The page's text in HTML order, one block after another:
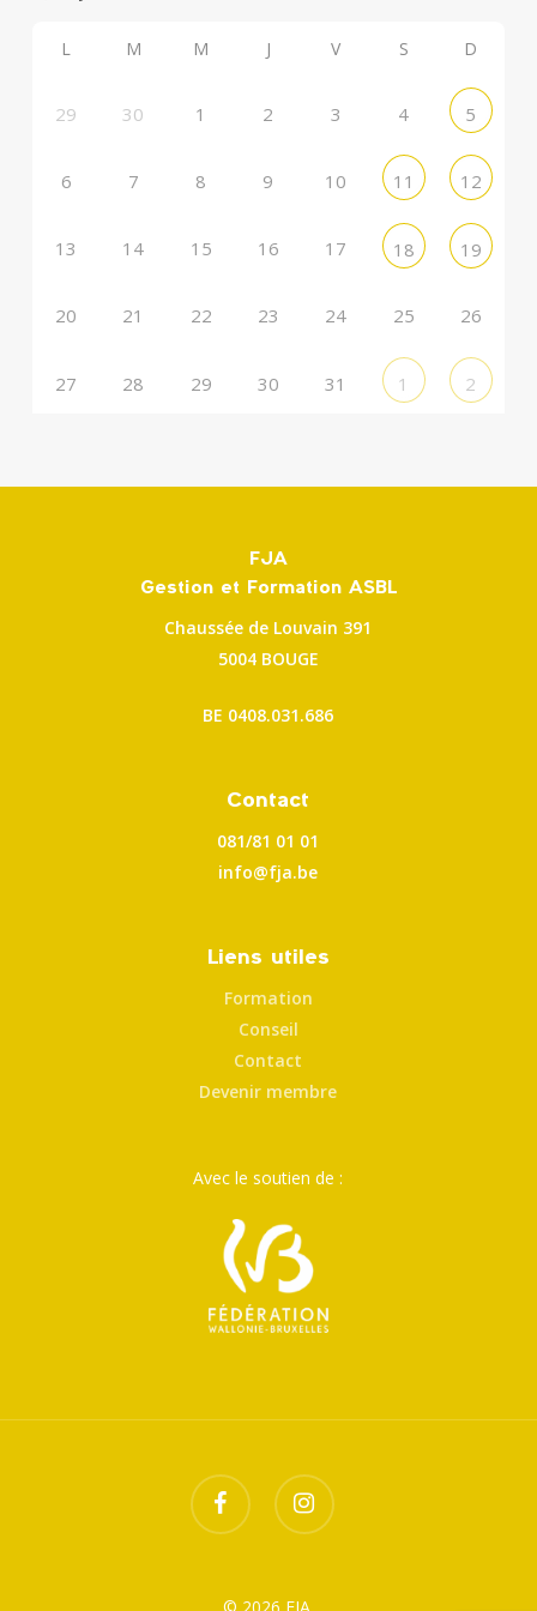
L M M J V S D
29 30 1 2 3 4 5
6 7 8 9 10 11 12
13 14 15 16 17 18 19
20 21 22 23 24 25 26
27 28 29 30 31 1 2
FJA
Gestion et Formation ASBL
Chaussée de Louvain 391
5004 BOUGE
BE 0408.031.686
Contact
081/81 01 01
info@fja.be
Liens utiles
Formation
Conseil
Contact
Devenir membre
Avec le soutien de :
facebook instagram